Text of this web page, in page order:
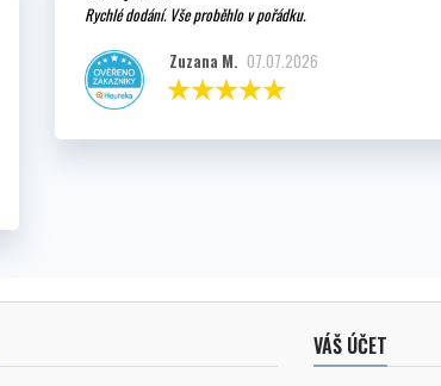
Rychlé dodání. Vše proběhlo v pořádku.
Zuzana M. 07.07.2026
VÁŠ ÚČET